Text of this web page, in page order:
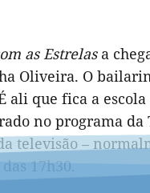
as Estrelasa
Oliveira. O
que fica a
no programa
televisão –
17h30.